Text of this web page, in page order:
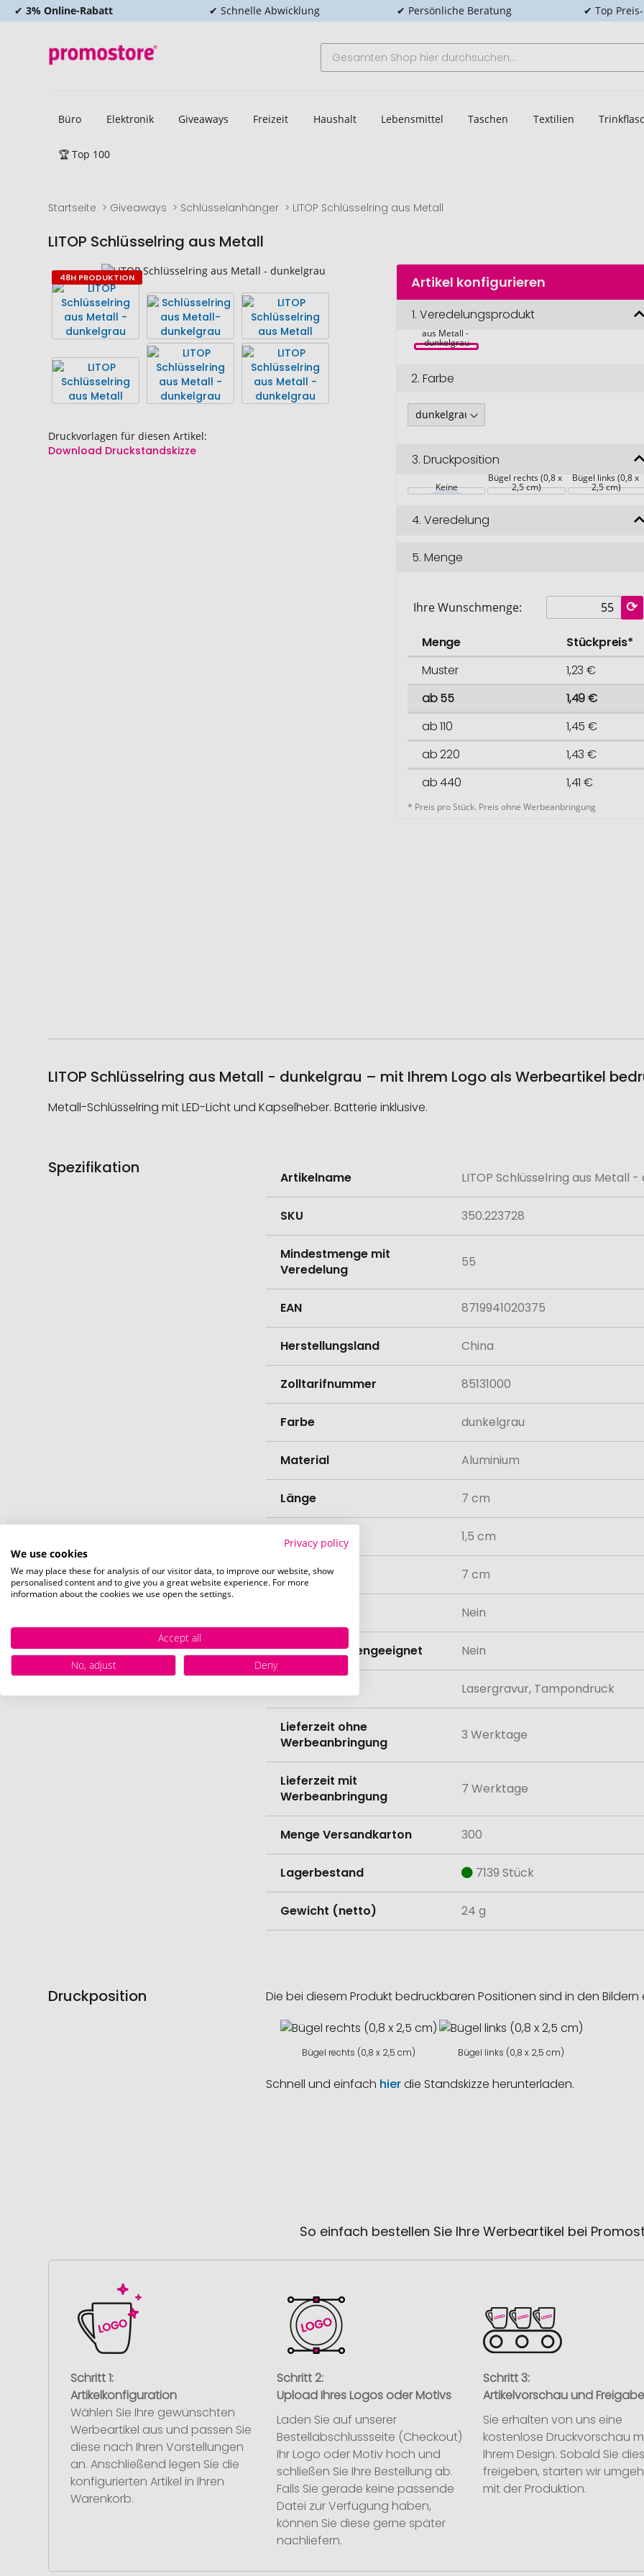
✔ 3% Online-Rabatt ✔ Schnelle Abwicklung ✔ Persönliche Beratung ✔ Top
Büro Elektronik Giveaways Freizeit Haushalt Lebensmittel Taschen Textilien
🏆 Top 100
Startseite Giveaways Schlüsselanhänger LITOP Schlüsselring aus Metall
LITOP Schlüsselring aus Metall
Zum
Ende
der
Bildgalerie
springen
Druckvorlagen für diesen Artikel:
Download Druckstandskizze
Zum
Anfang
der
Bildgalerie
springen
48H PRODUKTION Artikel konfigurieren
1.Veredelungsprodukt
LITOP
aus Metall -
dunkelgrau
2.Farbe
3.Druckposition
Keine
Bügel rechts (0,8 x
2,5 cm)
Bügel links (0,8 x
2,5 cm)
4.Veredelung
5.Menge
Ihre Wunschmenge:
Menge
Stückpreis*
Muster
1,23 €
ab 55
1,49 €
ab 110
1,45 €
ab 220
1,43 €
ab 440
1,41 €
* Preis pro Stück. Preis ohne Werbeanbringung
LITOP Schlüsselring aus Metall - dunkelgrau – mit Ihrem Logo als Werbeartikel
Metall-Schlüsselring mit LED-Licht und Kapselheber. Batterie inklusive.
Spezifikation
Informationen
Artikelname LITOP Schlüsselring aus Metall
SKU 350.223728
Mindestmenge mit
Veredelung
55
EAN 8719941020375
Herstellungsland China
Zolltarifnummer 85131000
Farbe dunkelgrau
Material Aluminium
Länge 7 cm
Breite 1,5 cm
Höhe 7 cm
Nein
Spülmaschinengeeignet Nein
Lasergravur, Tampondruck
Lieferzeit ohne
Werbeanbringung
3 Werktage
Lieferzeit mit
Werbeanbringung
7 Werktage
Menge Versandkarton 300
Lagerbestand 7139 Stück
Gewicht (netto) 24 g
Druckposition Die bei diesem Produkt bedruckbaren Positionen sind in den
Bügel rechts (0,8 x 2,5 cm) Bügel links (0,8 x 2,5 cm)
Schnell und einfach hierdie Standskizze herunterladen.
So einfach bestellen Sie Ihre Werbeartikel bei
Schritt 1:
Artikelkonfiguration
Wählen Sie Ihre gewünschten
Werbeartikel aus und passen Sie
diese nach Ihren Vorstellungen
an. Anschließend legen Sie die
konfigurierten Artikel in Ihren
Warenkorb.
Schritt 2:
Upload Ihres Logos oder Motivs
Laden Sie auf unserer
Bestellabschlussseite (Checkout)
Ihr Logo oder Motiv hoch und
schließen Sie Ihre Bestellung ab.
Falls Sie gerade keine passende
Datei zur Verfügung haben,
können Sie diese gerne später
nachliefern.
Schritt 3:
Artikelvorschau und Freigabe
Sie erhalten von uns eine
kostenlose Druckvorschau
Ihrem Design. Sobald Sie
freigeben, starten wir
mit der Produktion.
Privacy policy
We use cookies
We may place these for analysis of our visitor data, to improve our website, show
personalised content and to give you a great website experience. For more
information about the cookies we use open the settings.
Accept all
No, adjust
Deny